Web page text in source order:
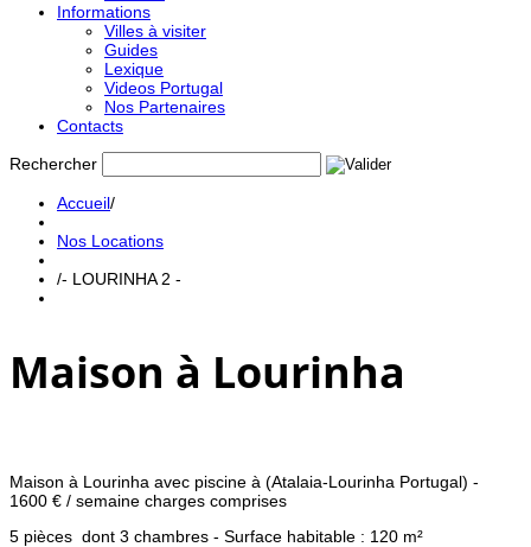
Informations
Villes à visiter
Guides
Lexique
Videos Portugal
Nos Partenaires
Contacts
Rechercher
Accueil/
Nos Locations
/- LOURINHA 2 -
Maison à Lourinha
Maison à Lourinha avec piscine à (Atalaia-Lourinha Portugal) -
1600 € / semaine charges comprises
5 pièces dont 3 chambres - Surface habitable : 120 m²